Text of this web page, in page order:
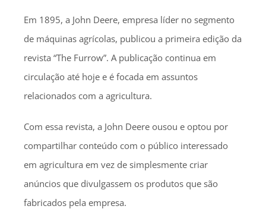
Em 1895, a John Deere, empresa líder no segmento
de máquinas agrícolas, publicou a primeira edição da
revista “The Furrow”. A publicação continua em
circulação até hoje e é focada em assuntos
relacionados com a agricultura.
Com essa revista, a John Deere ousou e optou por
compartilhar conteúdo com o público interessado
em agricultura em vez de simplesmente criar
anúncios que divulgassem os produtos que são
fabricados pela empresa.